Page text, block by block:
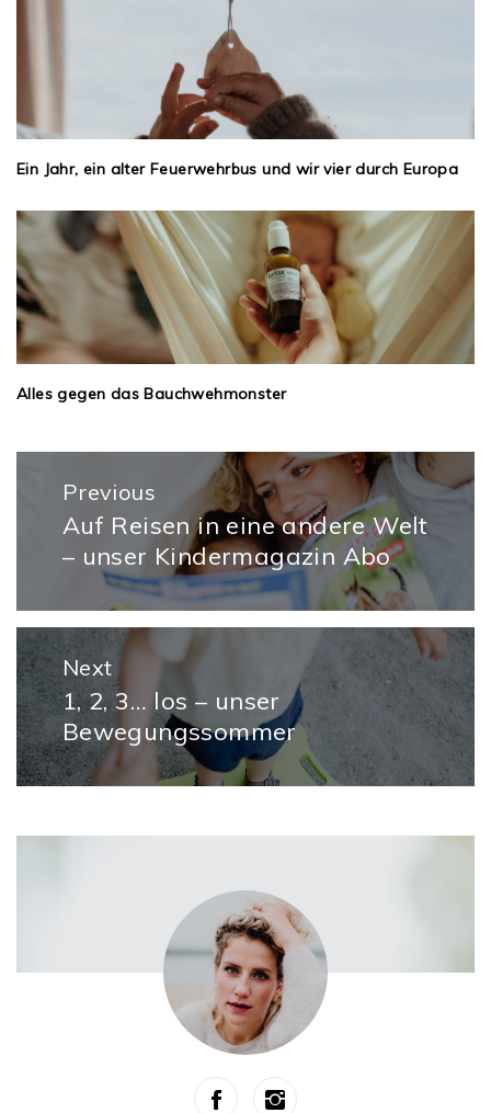
Ein Jahr, ein alter Feuerwehrbus und wir vier durch Europa
Alles gegen das Bauchwehmonster
Beitragsnavigation
Previous
Previous
post:
Auf Reisen in eine andere Welt
– unser Kindermagazin Abo
Next
Next
post:
1, 2, 3… los – unser
Bewegungssommer